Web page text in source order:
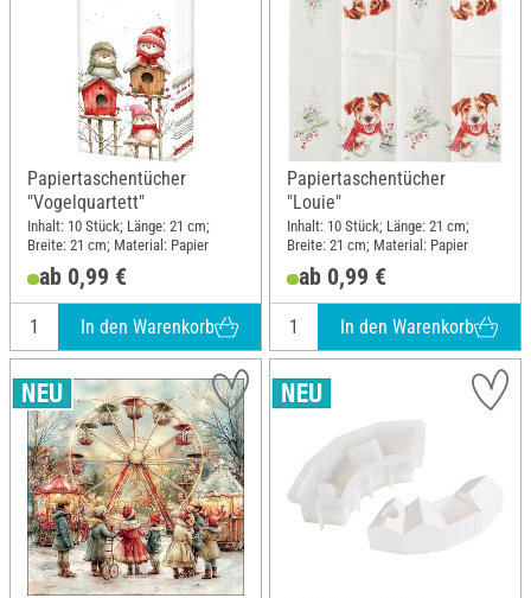
Papiertaschentücher
"Vogelquartett"
Inhalt: 10 Stück; Länge: 21 cm;
Breite: 21 cm; Material: Papier
ab 0,99 €
In den Warenkorb
Papiertaschentücher
"Louie"
Inhalt: 10 Stück; Länge: 21 cm;
Breite: 21 cm; Material: Papier
ab 0,99 €
In den Warenkorb